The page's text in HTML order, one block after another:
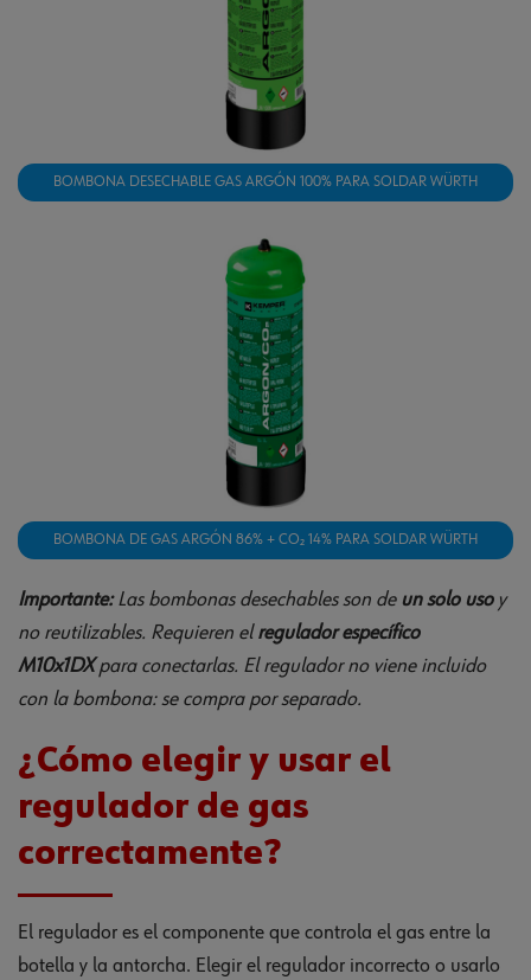
BOMBONA DESECHABLE GAS ARGÓN 100% PARA SOLDAR WÜRTH
BOMBONA DE GAS ARGÓN 86% + CO₂ 14% PARA SOLDAR WÜRTH
Importante:Las bombonas desechables son de un solo usoy
no reutilizables. Requieren elregulador específico
M10x1DXpara conectarlas. El regulador no viene incluido
con la bombona: se compra por separado.
¿Cómo elegir y usar el
regulador de gas
correctamente?
El regulador es el componente que controla el gas entre la
botella y la antorcha. Elegir el regulador incorrecto o usarlo